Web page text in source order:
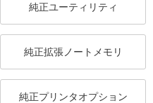
純正ユーティリティ
純正拡張ノートメモリ
純正プリンタオプション